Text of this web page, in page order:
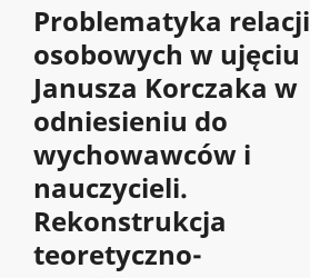
Problematyka relacji
osobowych w ujęciu
Janusza Korczaka w
odniesieniu do
wychowawców i
nauczycieli.
Rekonstrukcja
teoretyczno-